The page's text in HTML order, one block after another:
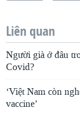
Liên quan
Người già ở đâu
Covid?
‘Việt Nam còn
vaccine’